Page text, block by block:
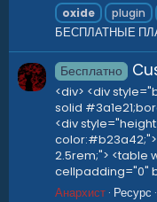
oxide
plugin
БЕСПЛАТНЫЕ
Бесплатно
<div> <div
solid
<div
2.5rem;"> <table
cellpadding="0"
Анархист Ресурс